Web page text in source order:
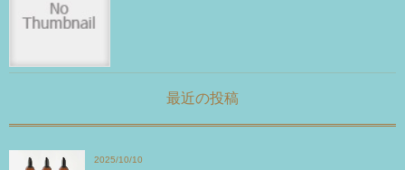
最近の投稿
2025/10/10